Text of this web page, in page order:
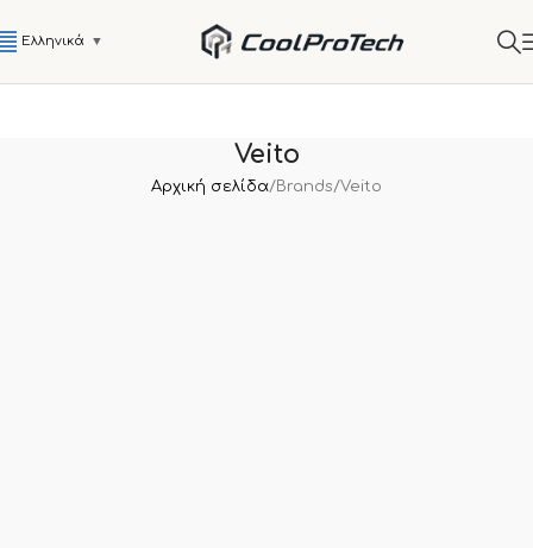
Ελληνικά ▼
Veito
Αρχική σελίδα Brands Veito